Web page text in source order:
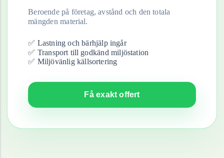
Beroende på företag, avstånd och den totala
mängden material.
✅ Lastning och bärhjälp ingår
✅ Transport till godkänd miljöstation
✅ Miljövänlig källsortering
Få exakt offert